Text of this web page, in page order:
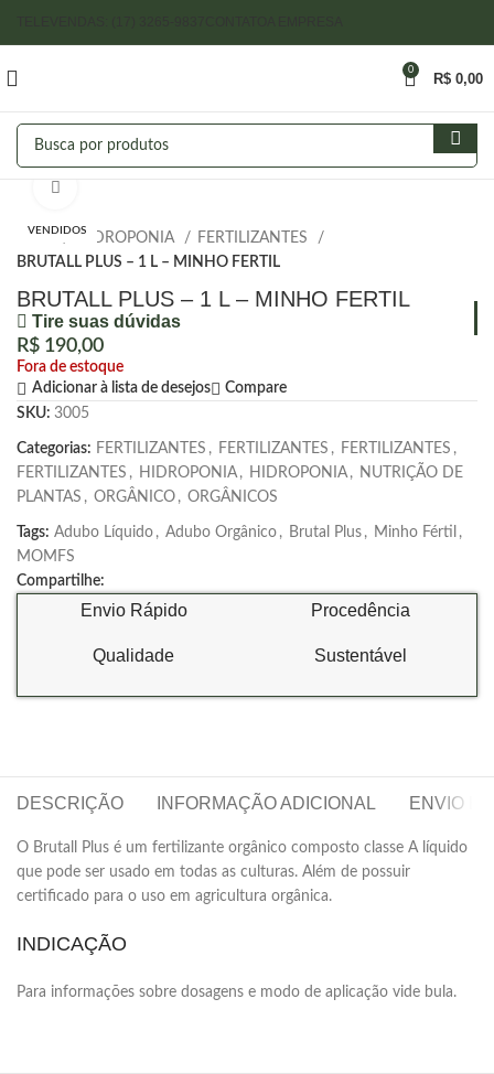
0 R$ 0,00
VENDIDOS
Início HIDROPONIA
FERTILIZANTES
BRUTALL PLUS – 1 L – MINHO FERTIL
BRUTALL PLUS – 1 L – MINHO FERTIL
Tire suas dúvidas
R$ 190,00
Fora de estoque
Adicionar à lista de desejos
Compare
SKU: 3005
Categorias: FERTILIZANTES , FERTILIZANTES , FERTILIZANTES ,
FERTILIZANTES , HIDROPONIA , HIDROPONIA , NUTRIÇÃO DE
PLANTAS , ORGÂNICO , ORGÂNICOS
Tags: Adubo Líquido , Adubo Orgânico , Brutal Plus , Minho Fértil ,
MOMFS
Compartilhe:
Envio Rápido Procedência
Qualidade Sustentável
DESCRIÇÃO INFORMAÇÃO ADICIONAL ENVIO E
O Brutall Plus é um fertilizante orgânico composto classe A líquido
que pode ser usado em todas as culturas. Além de possuir
certificado para o uso em agricultura orgânica.
INDICAÇÃO
Para informações sobre dosagens e modo de aplicação vide bula.